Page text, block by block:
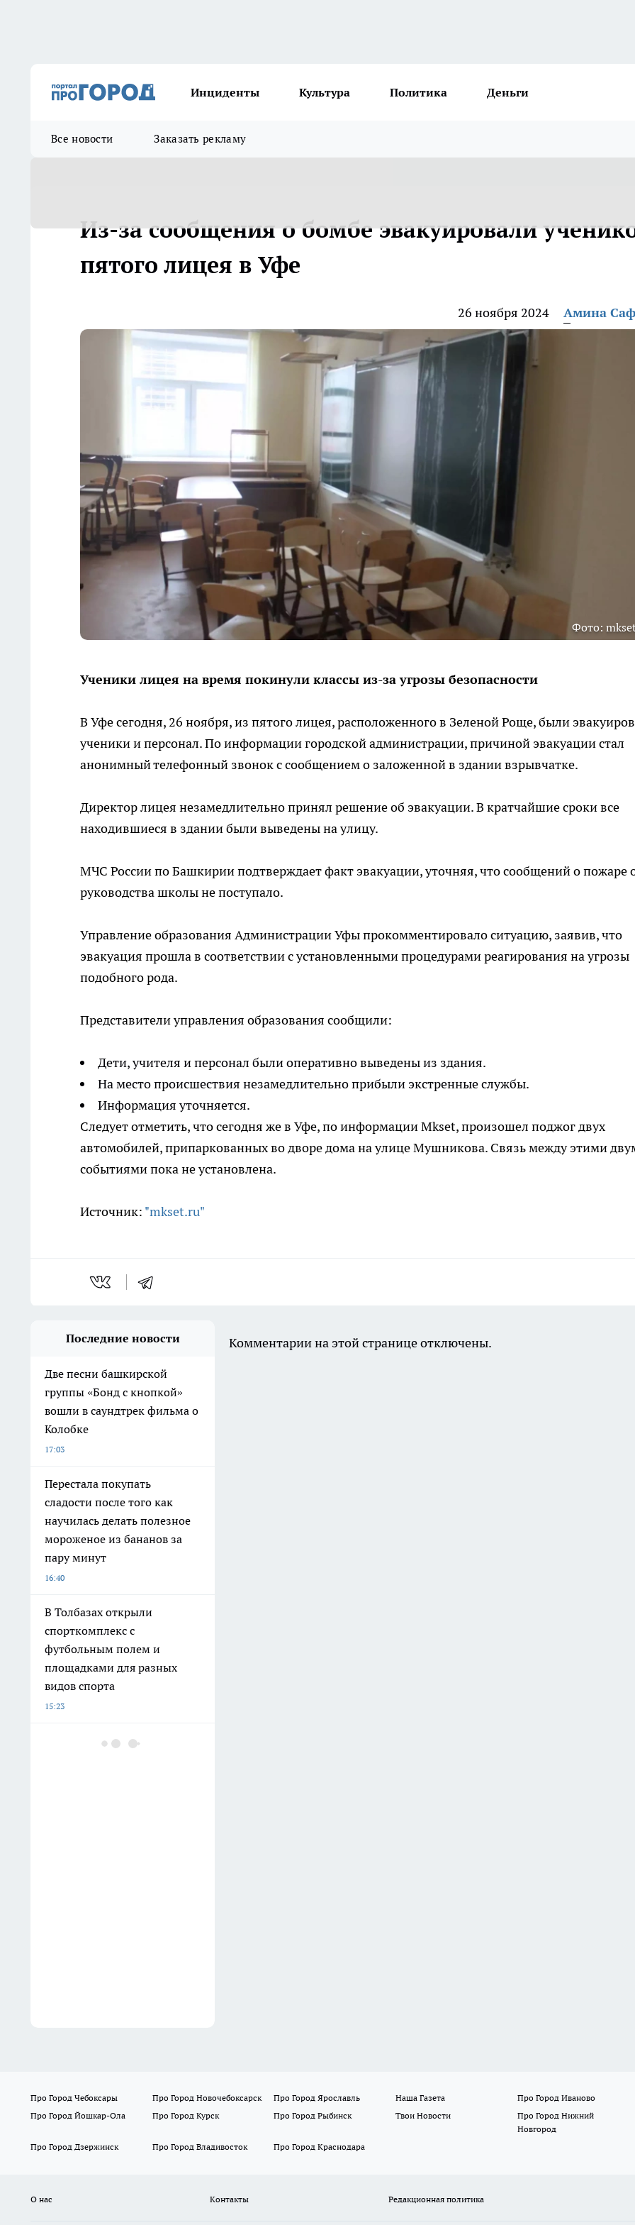
Инциденты Культура Политика Деньги
Все новости Заказать рекламу
Из-за сообщения о бомбе эвакуировали
пятого лицея в Уфе
26 ноября 2024 Амина
Фото:
Ученики лицея на время покинули классы из-за угрозы безопасности
В Уфе сегодня, 26 ноября, из пятого лицея, расположенного в Зеленой Роще, были
ученики и персонал. По информации городской администрации, причиной эвакуации стал
анонимный телефонный звонок с сообщением о заложенной в здании взрывчатке.
Директор лицея незамедлительно принял решение об эвакуации. В кратчайшие сроки все
находившиеся в здании были выведены на улицу.
МЧС России по Башкирии подтверждает факт эвакуации, уточняя, что сообщений о пожаре
руководства школы не поступало.
Управление образования Администрации Уфы прокомментировало ситуацию, заявив, что
эвакуация прошла в соответствии с установленными процедурами реагирования на угрозы
подобного рода.
Представители управления образования сообщили:
Дети, учителя и персонал были оперативно выведены из здания.
На место происшествия незамедлительно прибыли экстренные службы.
Информация уточняется.
Следует отметить, что сегодня же в Уфе, по информации Mkset, произошел поджог двух
автомобилей, припаркованных во дворе дома на улице Мушникова. Связь между этими
событиями пока не установлена.
Источник: "mkset.ru"
Последние новости
Две песни башкирской
группы «Бонд с кнопкой»
вошли в саундтрек фильма о
Колобке
17:03
Перестала покупать
сладости после того как
научилась делать полезное
мороженое из бананов за
пару минут
16:40
В Толбазах открыли
спорткомплекс с
футбольным полем и
площадками для разных
видов спорта
15:23
В Башкирии к «Поездам
Комментарии на этой странице отключены.
Про Город Чебоксары Про Город Новочебоксарск Про Город Ярославль Наша Газета
Про Город Иваново
Про Город Йошкар-Ола
Про Город Курск Про Город Рыбинск Твои Новости
Про Город Нижний
Новгород
Про Город Дзержинск
Про Город Владивосток Про Город Краснодара
О нас Контакты Редакционная политика